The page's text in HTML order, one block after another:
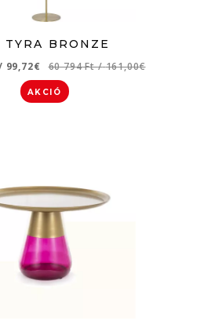
TYRA BRONZE
99,72€ 60 794 Ft/ 161,00€
AKCIÓ